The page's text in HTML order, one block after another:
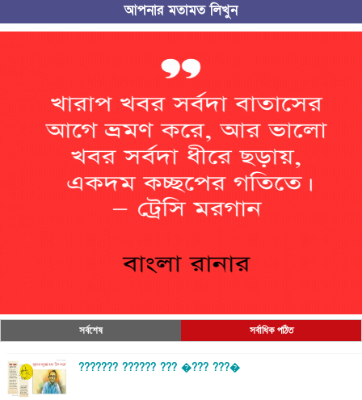
আপনার মতামত লিখুন
সর্বশেষ সর্বাধিক পঠিত
??????? ?????? ??? �??? ???�